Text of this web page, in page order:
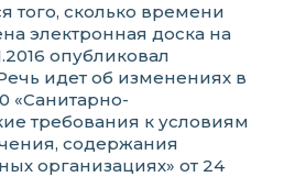
сколько времени
электронная доска на
опубликовал
идет об изменениях в
«Санитарно-
требования к условиям
содержания
организациях» от 24